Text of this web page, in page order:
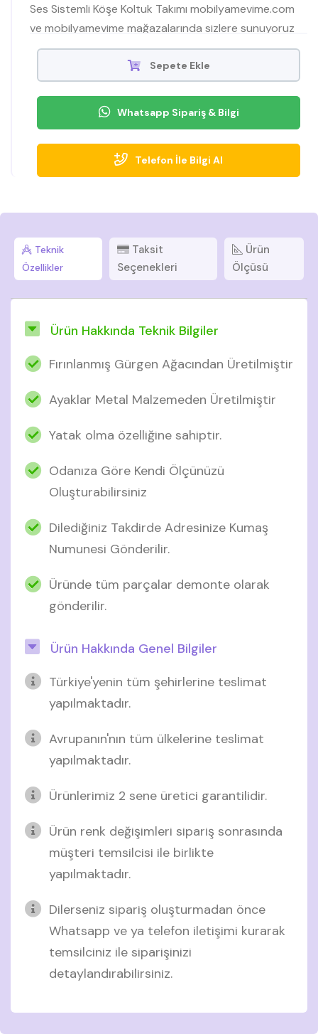
Ses Sistemli Köşe Koltuk Takımı mobilyamevime.com
ve mobilyamevime mağazalarında sizlere sunuyoruz
Sepete Ekle
Whatsapp Sipariş & Bilgi
Telefon İle Bilgi Al
Teknik
Özellikler
Taksit
Seçenekleri
Ürün
Ölçüsü
Ürün Hakkında Teknik Bilgiler
Fırınlanmış Gürgen Ağacından Üretilmiştir
Ayaklar Metal Malzemeden Üretilmiştir
Yatak olma özelliğine sahiptir.
Odanıza Göre Kendi Ölçünüzü
Oluşturabilirsiniz
Dilediğiniz Takdirde Adresinize Kumaş
Numunesi Gönderilir.
Üründe tüm parçalar demonte olarak
gönderilir.
Ürün Hakkında Genel Bilgiler
Türkiye'yenin tüm şehirlerine teslimat
yapılmaktadır.
Avrupanın'nın tüm ülkelerine teslimat
yapılmaktadır.
Ürünlerimiz 2 sene üretici garantilidir.
Ürün renk değişimleri sipariş sonrasında
müşteri temsilcisi ile birlikte
yapılmaktadır.
Dilerseniz sipariş oluşturmadan önce
Whatsapp ve ya telefon iletişimi kurarak
temsilciniz ile siparişinizi
detaylandırabilirsiniz.